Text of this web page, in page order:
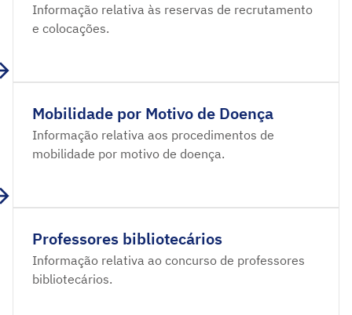
Informação relativa às reservas de recrutamento
e colocações.
Mobilidade por Motivo de Doença
Informação relativa aos procedimentos de
mobilidade por motivo de doença.
Professores bibliotecários
Informação relativa ao concurso de professores
bibliotecários.